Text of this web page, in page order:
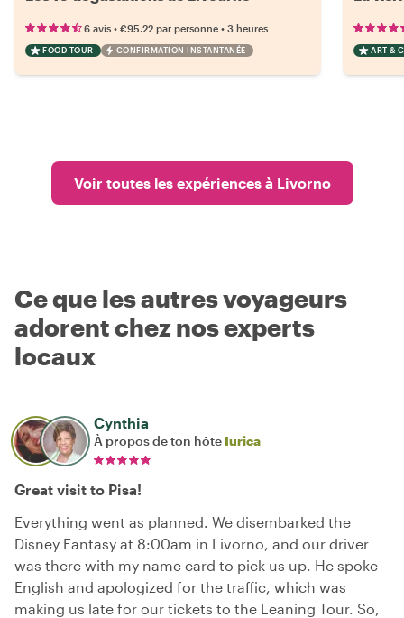
6 avis • €95.22 par personne • 3 heures
FOOD TOUR CONFIRMATION INSTANTANÉE ART &
Voir toutes les expériences à Livorno
Ce que les autres voyageurs
adorent chez nos experts
locaux
Cynthia
À propos de ton hôte Iurica
Great visit to Pisa!
Everything went as planned. We disembarked the
Disney Fantasy at 8:00am in Livorno, and our driver
was there with my name card to pick us up. He spoke
English and apologized for the traffic, which was
making us late for our tickets to the Leaning Tour. So,